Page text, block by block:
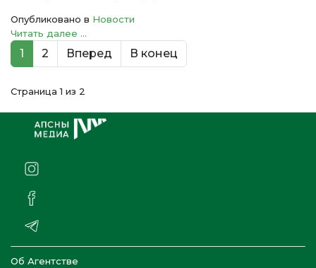
Опубликовано в Новости
Читать далее ...
1 2 Вперед В конец
Страница 1 из 2
Об Агентстве